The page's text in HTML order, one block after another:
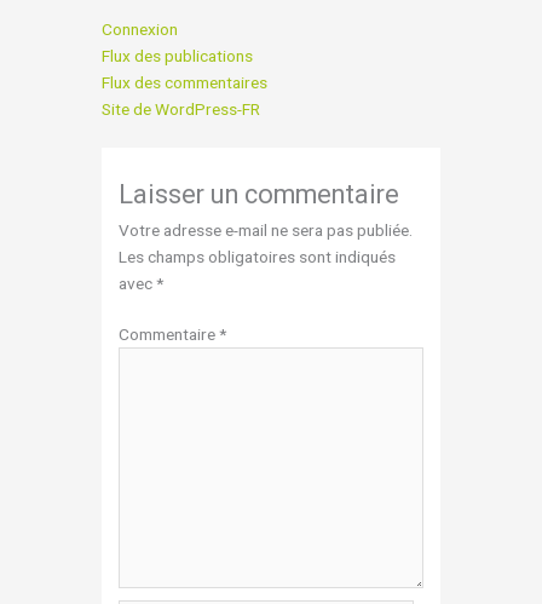
Connexion
Flux des publications
Flux des commentaires
Site de WordPress-FR
Laisser un commentaire
Votre adresse e-mail ne sera pas publiée.
Les champs obligatoires sont indiqués
avec*
Commentaire*